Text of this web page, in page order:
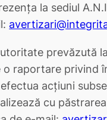
la sediul
prevăzută
raportare privind
acțiuni
cu